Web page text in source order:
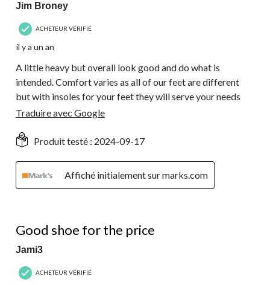
Jim Broney
ACHETEUR VÉRIFIÉ
il y a un an
A little heavy but overall look good and do what is
intended. Comfort varies as all of our feet are different
but with insoles for your feet they will serve your needs
Traduire avec Google
Produit testé : 2024-09-17
Affiché initialement sur marks.com
Good shoe for the price
Jami3
ACHETEUR VÉRIFIÉ